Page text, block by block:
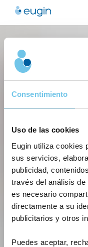
Consentimiento
Uso de las cookies
Eugin utiliza cookies
sus servicios,
publicidad,
través del análisis
es necesario
directamente a su
publicitarios y otros
Puedes aceptar,